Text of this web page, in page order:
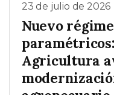
23 de julio de 2026
Nuevo
Agricultura